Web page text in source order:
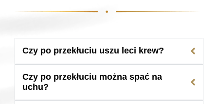
Czy po przekłuciu uszu leci krew?
Czy po przekłuciu można spać na
uchu?